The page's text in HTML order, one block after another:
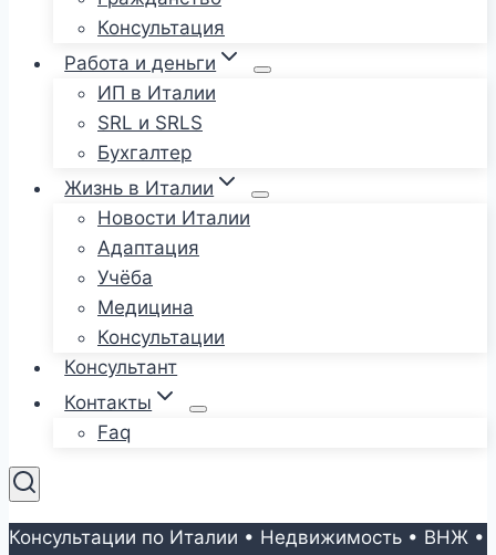
Консультация
Работа и деньги
ИП в Италии
SRL и SRLS
Бухгалтер
Жизнь в Италии
Новости Италии
Адаптация
Учёба
Медицина
Консультации
Консультант
Контакты
Faq
Консультации по Италии • Недвижимость • ВНЖ •